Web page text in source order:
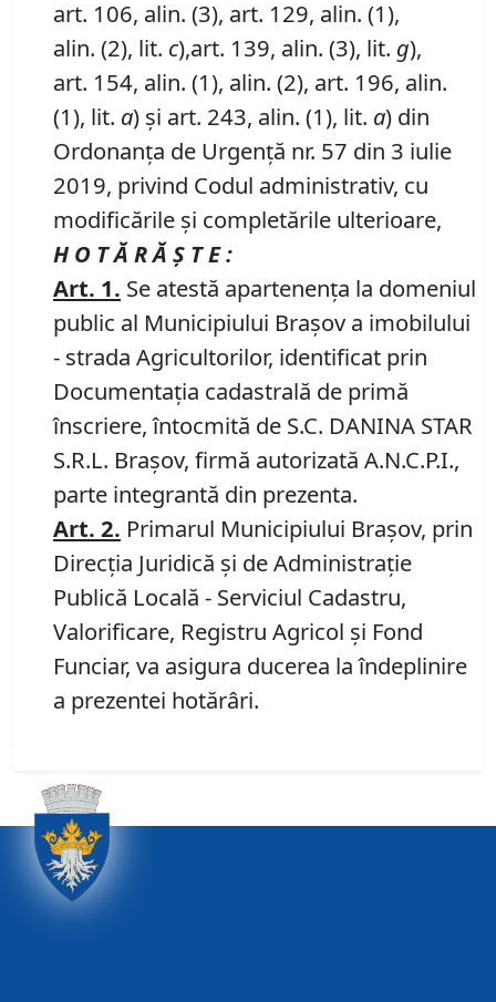
art. 106, alin. (3), art. 129, alin. (1),
alin. (2), lit. c),art. 139, alin. (3), lit. g),
art. 154, alin. (1), alin. (2), art. 196, alin.
(1), lit. a) și art. 243, alin. (1), lit. a) din
Ordonanța de Urgență nr. 57 din 3 iulie
2019, privind Codul administrativ, cu
modificările și completările ulterioare,
H O T Ă R Ă Ş T E :
Art. 1. Se atestă apartenenţa la domeniul
public al Municipiului Braşov a imobilului
- strada Agricultorilor, identificat prin
Documentația cadastrală de primă
înscriere, întocmită de S.C. DANINA STAR
S.R.L. Brașov, firmă autorizată A.N.C.P.I.,
parte integrantă din prezenta.
Art. 2. Primarul Municipiului Brașov, prin
Direcția Juridică și de Administrație
Publică Locală - Serviciul Cadastru,
Valorificare, Registru Agricol și Fond
Funciar, va asigura ducerea la îndeplinire
a prezentei hotărâri.